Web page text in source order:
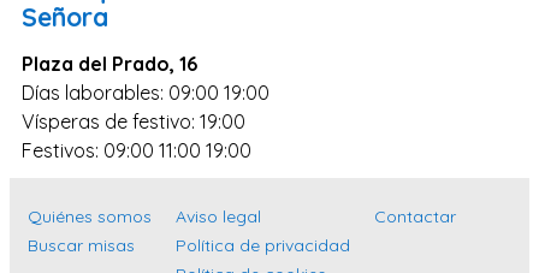
Islas Baleares
Las Palmas
Málaga
Toledo
Señora
Plaza del Prado, 16
Días laborables: 09:00 19:00
Vísperas de festivo: 19:00
Festivos: 09:00 11:00 19:00
Quiénes somos
Buscar misas
Aviso legal
Política de privacidad
Contactar